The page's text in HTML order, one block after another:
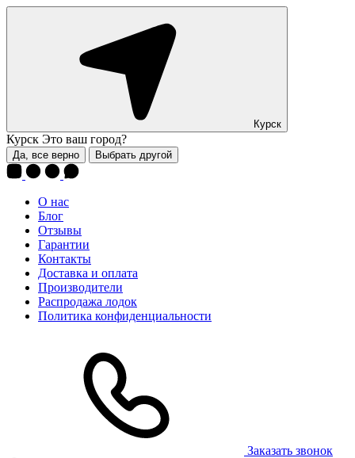
Курск
Курск Это ваш город?
Да, все верно Выбрать другой
О нас
Блог
Отзывы
Гарантии
Контакты
Доставка и оплата
Производители
Распродажа лодок
Политика конфиденциальности
Заказать звонок